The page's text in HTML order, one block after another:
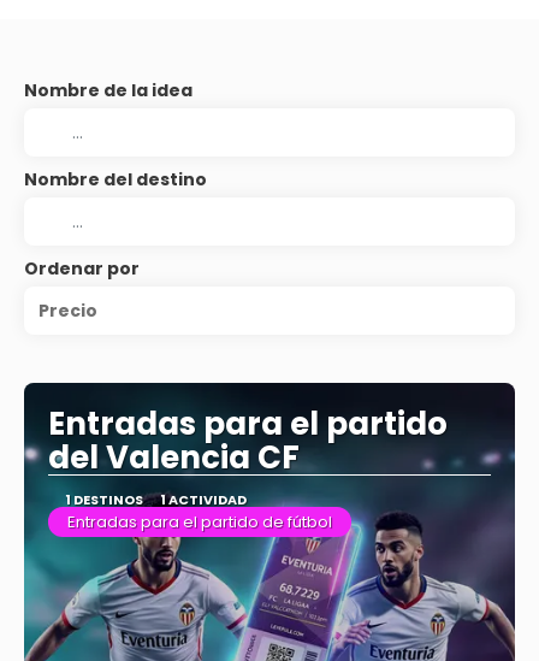
Nombre de la idea
Nombre del destino
Ordenar por
Precio
Entradas para el partido
del Valencia CF
1 DESTINOS 1 ACTIVIDAD
Entradas para el partido de fútbol